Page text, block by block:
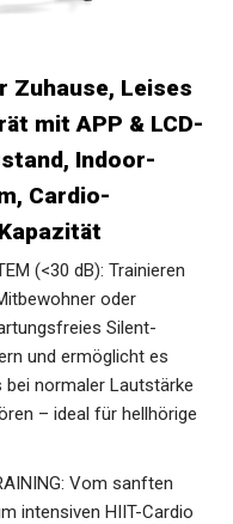
Zuhause, Leises
mit APP & LCD-
Indoor-
Cardio-
(<30 dB): Trainieren
oder
Silent-
und ermöglicht es
bei normaler Lautstärke
– ideal für hellhörige
Vom sanften
intensiven HIIT-Cardio